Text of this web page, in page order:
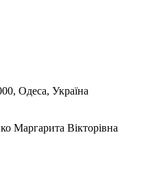
Одеса, Україна
Маргарита Вікторівна